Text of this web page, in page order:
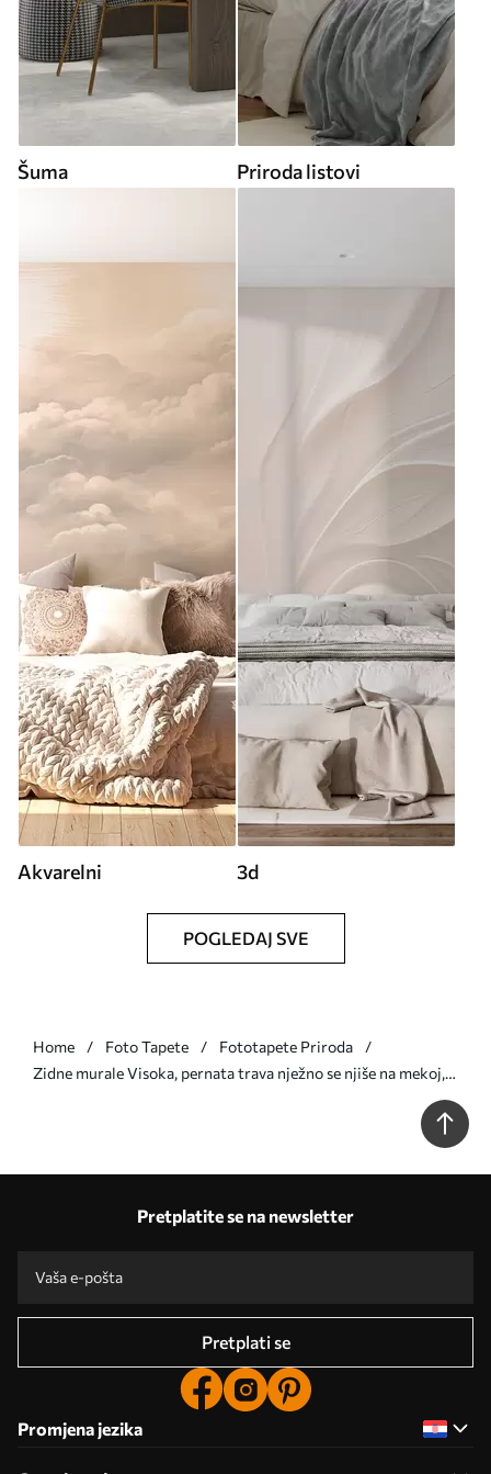
Šuma Priroda listovi
Akvarelni 3d
POGLEDAJ SVE
Home Foto Tapete
Fototapete Priroda
Zidne murale Visoka, pernata trava nježno se njiše na mekoj,
prigušenoj pozadini, nježna prirodna umjetnost br. w09831v1
Pretplatite se na newsletter
Pretplati se
Promjena jezika